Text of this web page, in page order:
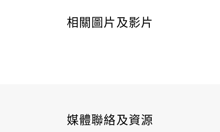
相關圖片及影片
媒體聯絡及資源